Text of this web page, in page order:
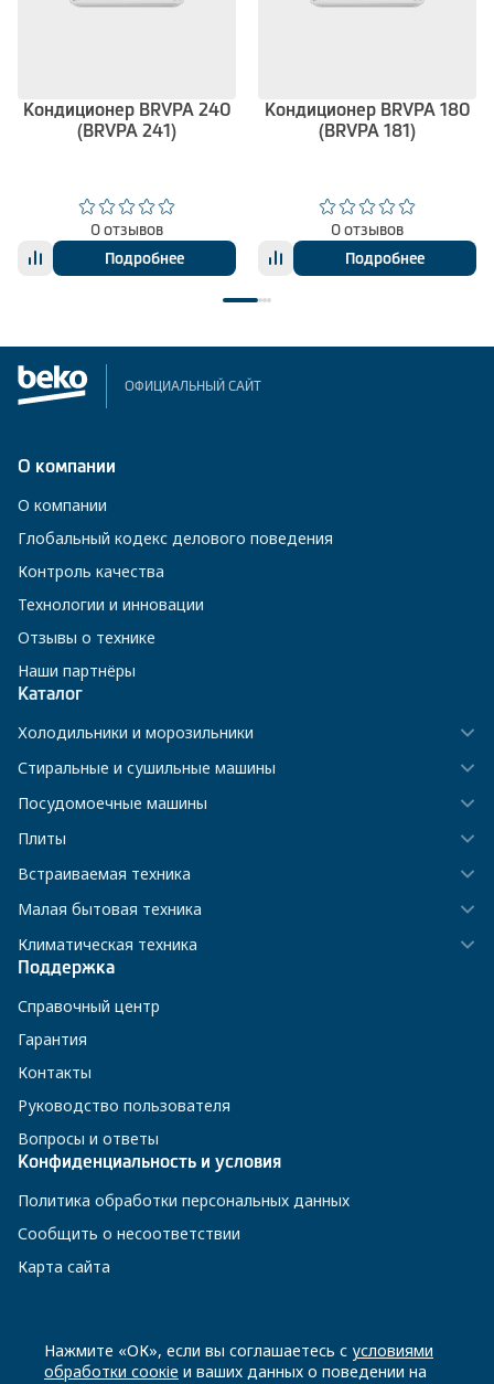
Кондиционер BRVPA 240
(BRVPA 241)
0 отзывов
Подробнее
Кондиционер BRVPA 180
(BRVPA 181)
0 отзывов
Подробнее
ОФИЦИАЛЬНЫЙ САЙТ
О компании
О компании
Глобальный кодекс делового поведения
Контроль качества
Технологии и инновации
Отзывы о технике
Наши партнёры
Каталог
Холодильники и морозильники
Стиральные и сушильные машины
Посудомоечные машины
Плиты
Встраиваемая техника
Малая бытовая техника
Климатическая техника
Поддержка
Справочный центр
Гарантия
Контакты
Руководство пользователя
Вопросы и ответы
Конфиденциальность и условия
Политика обработки персональных данных
Сообщить о несоответствии
Карта сайта
8 800 200-23-56
Нажмите «ОК», если вы соглашаетесь с условиями
обработки соокіе и ваших данных о поведении на